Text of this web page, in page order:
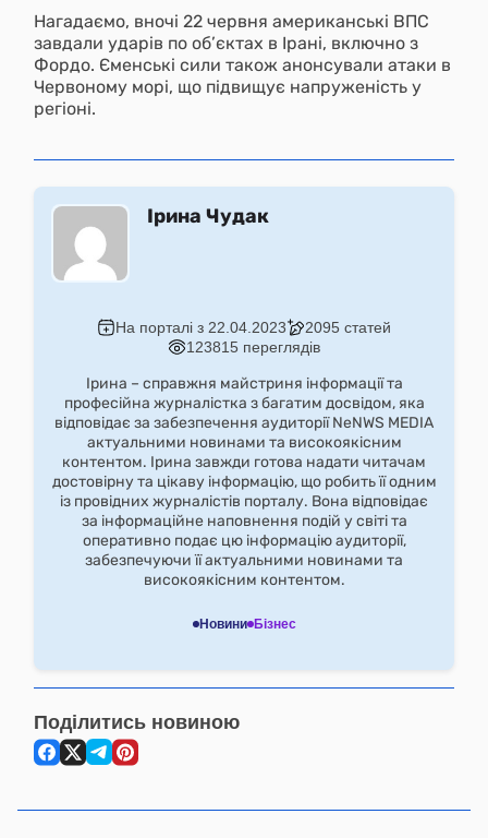
Нагадаємо, вночі 22 червня американські ВПС
завдали ударів по об’єктах в Ірані, включно з
Фордо. Єменські сили також анонсували атаки в
Червоному морі, що підвищує напруженість у
регіоні.
Ірина Чудак
На порталі з 22.04.2023
2095 статей
123815 переглядів
Ірина – справжня майстриня інформації та
професійна журналістка з багатим досвідом, яка
відповідає за забезпечення аудиторії NeNWS MEDIA
актуальними новинами та високоякісним
контентом. Ірина завжди готова надати читачам
достовірну та цікаву інформацію, що робить її одним
із провідних журналістів порталу. Вона відповідає
за інформаційне наповнення подій у світі та
оперативно подає цю інформацію аудиторії,
забезпечуючи її актуальними новинами та
високоякісним контентом.
Новини Бізнес
Поділитись новиною